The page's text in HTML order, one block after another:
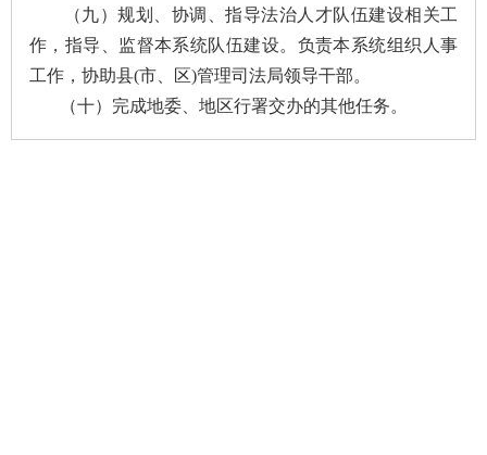
（九）规划、协调、指导法治人才队伍建设相关工
作，指导、监督本系统队伍建设。负责本系统组织人事
工作，协助县(市、区)管理司法局领导干部。
（十） 完成地委、地区行署交办的其他任务。